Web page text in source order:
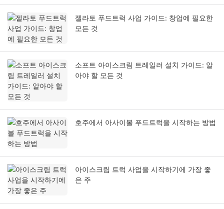
젤라토 푸드트럭 사업 가이드: 창업에 필요한
모든 것
소프트 아이스크림 트레일러 설치 가이드: 알
아야 할 모든 것
호주에서 아사이볼 푸드트럭을 시작하는 방법
아이스크림 트럭 사업을 시작하기에 가장 좋
은 주